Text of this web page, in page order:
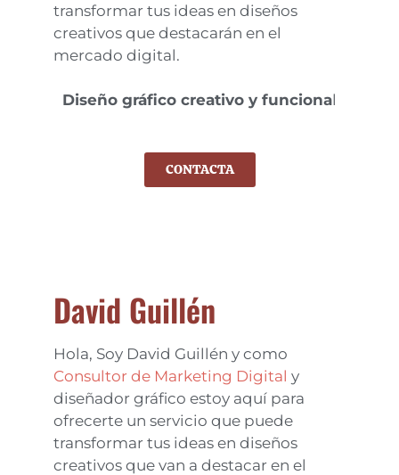
transformar tus ideas en diseños
creativos que destacarán en el
mercado digital.
Diseño gráfico creativo y funcional
CONTACTA
David Guillén
Hola, Soy David Guillén y como
Consultor de Marketing Digital y
diseñador gráfico estoy aquí para
ofrecerte un servicio que puede
transformar tus ideas en diseños
creativos que van a destacar en el